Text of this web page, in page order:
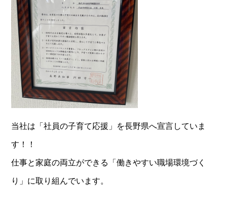
当社は「社員の子育て応援」を長野県へ宣言していま
す！！
仕事と家庭の両立ができる「働きやすい職場環境づく
り」に取り組んでいます。